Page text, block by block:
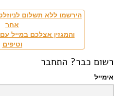
הירשמו ללא תשלום
אחר
והמגזין אצלכם במייל
וטיפים
רשום כבר? התחבר
אימייל